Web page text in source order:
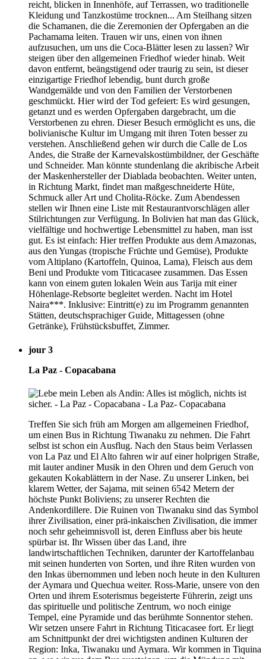
reicht, blicken in Innenhöfe, auf Terrassen, wo traditionelle
Kleidung und Tanzkostüme trocknen... Am Steilhang sitzen
die Schamanen, die die Zeremonien der Opfergaben an die
Pachamama leiten. Trauen wir uns, einen von ihnen
aufzusuchen, um uns die Coca-Blätter lesen zu lassen? Wir
steigen über den allgemeinen Friedhof wieder hinab. Weit
davon entfernt, beängstigend oder traurig zu sein, ist dieser
einzigartige Friedhof lebendig, bunt durch große
Wandgemälde und von den Familien der Verstorbenen
geschmückt. Hier wird der Tod gefeiert: Es wird gesungen,
getanzt und es werden Opfergaben dargebracht, um die
Verstorbenen zu ehren. Dieser Besuch ermöglicht es uns, die
bolivianische Kultur im Umgang mit ihren Toten besser zu
verstehen. Anschließend gehen wir durch die Calle de Los
Andes, die Straße der Karnevalskostümbildner, der Geschäfte
und Schneider. Man könnte stundenlang die akribische Arbeit
der Maskenhersteller der Diablada beobachten. Weiter unten,
in Richtung Markt, findet man maßgeschneiderte Hüte,
Schmuck aller Art und Cholita-Röcke. Zum Abendessen
stellen wir Ihnen eine Liste mit Restaurantvorschlägen aller
Stilrichtungen zur Verfügung. In Bolivien hat man das Glück,
vielfältige und hochwertige Lebensmittel zu haben, man isst
gut. Es ist einfach: Hier treffen Produkte aus dem Amazonas,
aus den Yungas (tropische Früchte und Gemüse), Produkte
vom Altiplano (Kartoffeln, Quinoa, Lama), Fleisch aus dem
Beni und Produkte vom Titicacasee zusammen. Das Essen
kann von einem guten lokalen Wein aus Tarija mit einer
Höhenlage-Rebsorte begleitet werden. Nacht im Hotel
Naira***. Inklusive: Eintritt(e) zu im Programm genannten
Stätten, deutschsprachiger Guide, Mittagessen (ohne
Getränke), Frühstücksbuffet, Zimmer.
jour 3
La Paz - Copacabana
Treffen Sie sich früh am Morgen am allgemeinen Friedhof,
um einen Bus in Richtung Tiwanaku zu nehmen. Die Fahrt
selbst ist schon ein Ausflug. Nach den Staus beim Verlassen
von La Paz und El Alto fahren wir auf einer holprigen Straße,
mit lauter andiner Musik in den Ohren und dem Geruch von
gekauten Kokablättern in der Nase. Zu unserer Linken, bei
klarem Wetter, der Sajama, mit seinen 6542 Metern der
höchste Punkt Boliviens; zu unserer Rechten die
Andenkordillere. Die Ruinen von Tiwanaku sind das Symbol
ihrer Zivilisation, einer prä-inkaischen Zivilisation, die immer
noch sehr geheimnisvoll ist, deren Einfluss aber bis heute
spürbar ist. Ihr Wissen über das Land, ihre
landwirtschaftlichen Techniken, darunter der Kartoffelanbau
mit seinen hunderten von Sorten, und ihre Riten wurden von
den Inkas übernommen und leben noch heute in den Kulturen
der Aymara und Quechua weiter. Ross-Marie, unsere von den
Orten und ihrem Esoterismus begeisterte Führerin, zeigt uns
das spirituelle und politische Zentrum, wo noch einige
Tempel, eine Pyramide und das berühmte Sonnentor stehen.
Wir setzen unsere Fahrt in Richtung Titicacasee fort. Er liegt
am Schnittpunkt der drei wichtigsten andinen Kulturen der
Region: Inka, Tiwanaku und Aymara. Wir kommen in Tiquina